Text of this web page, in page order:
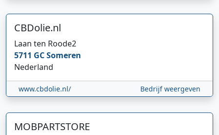
CBDolie.nl
Laan ten Roode2
5711 GCSomeren
Nederland
www.cbdolie.nl/ Bedrijf weergeven
MOBPARTSTORE